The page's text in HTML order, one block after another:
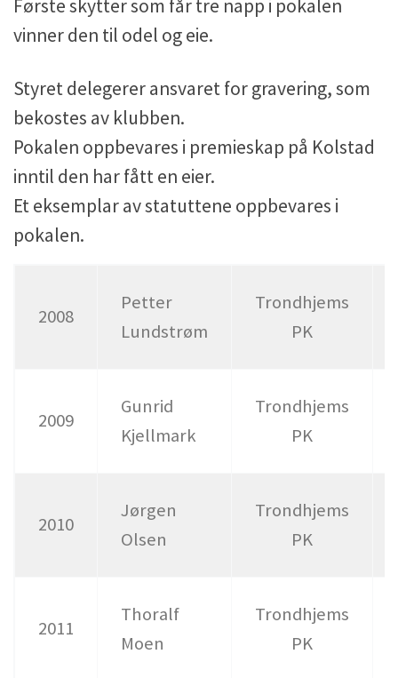
Første skytter som får tre napp i pokalen
vinner den til odel og eie.
Styret delegerer ansvaret for gravering, som
bekostes av klubben.
Pokalen oppbevares i premieskap på Kolstad
inntil den har fått en eier.
Et eksemplar av statuttene oppbevares i
pokalen.
2008
Petter
Lundstrøm
Trondhjems
PK
2009
Gunrid
Kjellmark
Trondhjems
PK
2010
Jørgen
Olsen
Trondhjems
PK
2011
Thoralf
Moen
Trondhjems
PK